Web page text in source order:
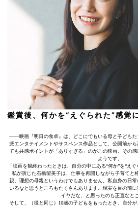
鑑賞後、何かを“えぐられた”感覚
――映画『明日の食卓』は、どこにでもいる母と子どもた
派エンタテイメントやサスペンス作品として、公開前か
ても共感ポイントが「ありすぎる」のがこの映画。その
ようです。
「映画を観終わったときは、自分の中にある“何か”を“え
私が演じた石橋留美子は、仕事を再開しながら子育てと
親。理想の母親というわけでもありません。私自身の日
いるなと思うところもたくさんあります。現実を目の前
イヤだな、と思ったのも正直なと
そして、（役と同じ）10歳の子どもをもったとき、自分